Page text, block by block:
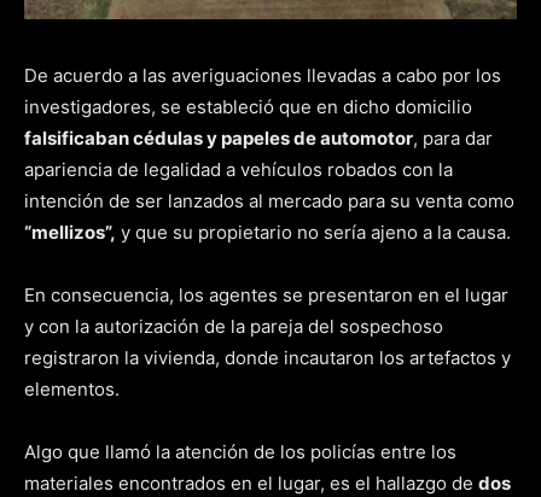
De acuerdo a las averiguaciones llevadas a cabo por los
investigadores, se estableció que en dicho domicilio
falsificaban cédulas y papeles de automotor, para dar
apariencia de legalidad a vehículos robados con la
intención de ser lanzados al mercado para su venta como
“mellizos”, y que su propietario no sería ajeno a la causa.
En consecuencia, los agentes se presentaron en el lugar
y con la autorización de la pareja del sospechoso
registraron la vivienda, donde incautaron los artefactos y
elementos.
Algo que llamó la atención de los policías entre los
materiales encontrados en el lugar, es el hallazgo de dos